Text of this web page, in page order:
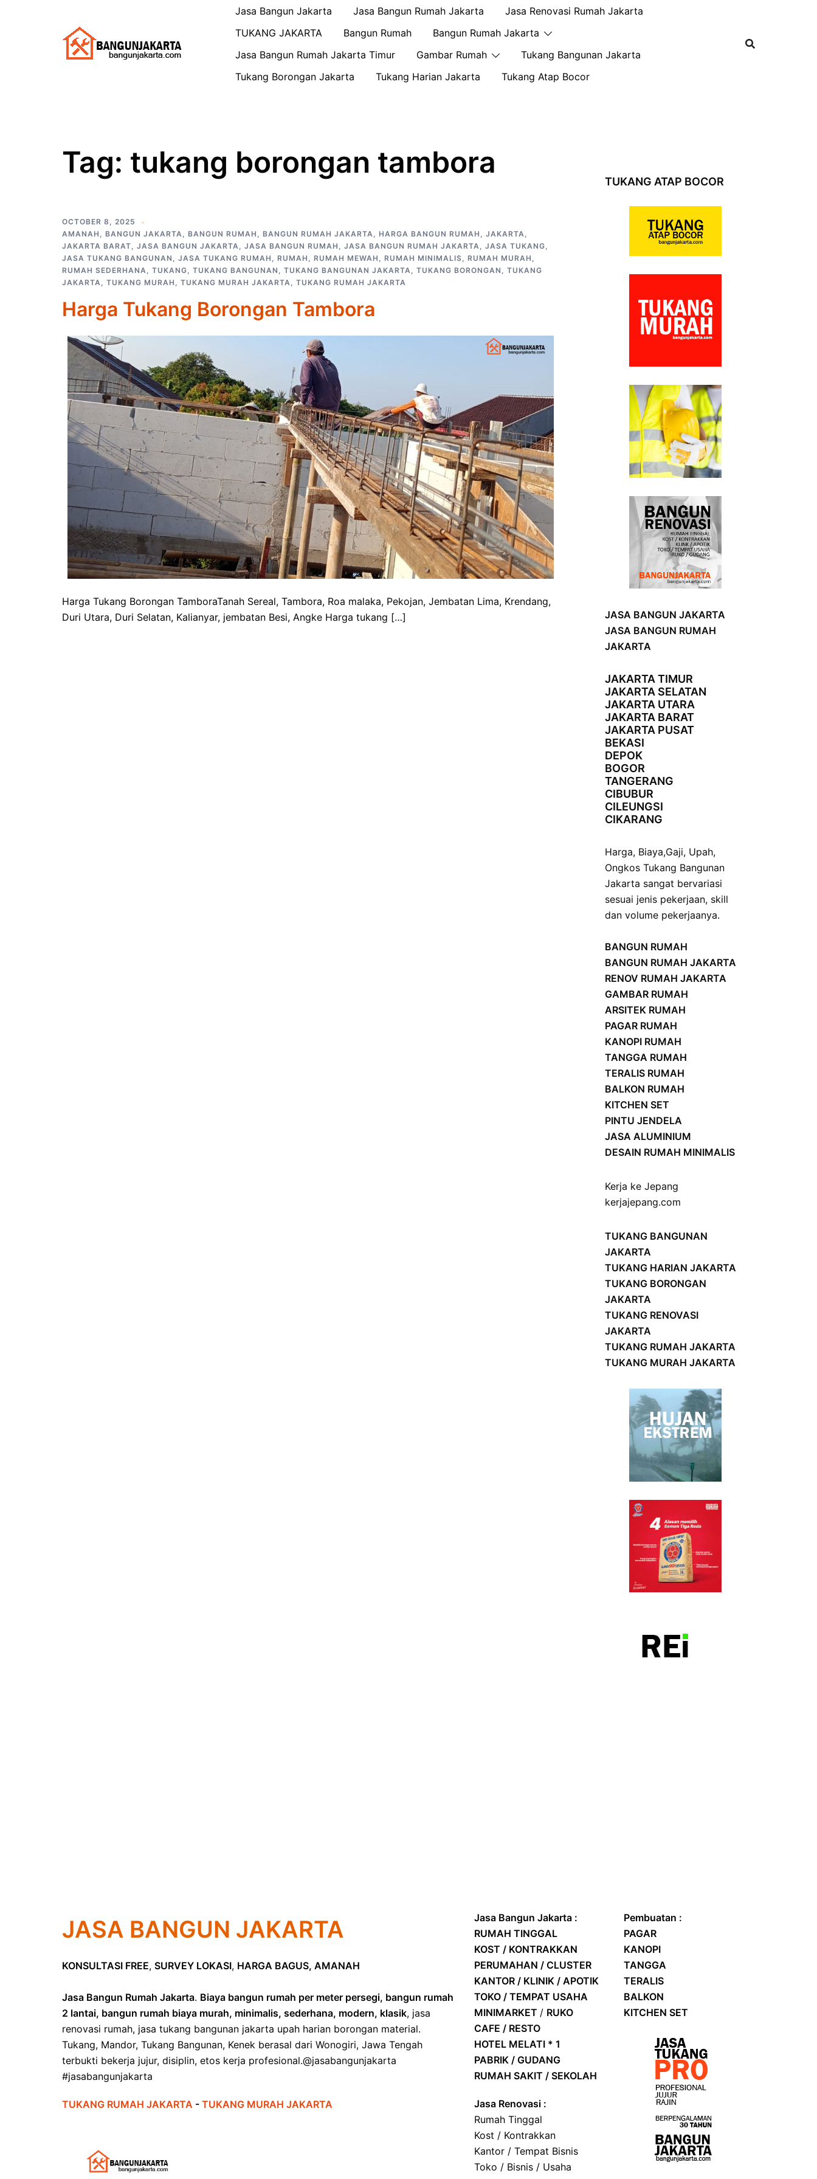
Jasa Bangun Jakarta Jasa Bangun Rumah Jakarta
Jasa Renovasi Rumah Jakarta
TUKANG JAKARTA
Bangun Rumah
Bangun Rumah Jakarta
Jasa Bangun Rumah Jakarta Timur
Gambar Rumah
Tukang Bangunan Jakarta
Tukang Borongan Jakarta
Tukang Harian Jakarta Tukang Atap Bocor
Tag: tukang borongan tambora
OCTOBER 8, 2025
AMANAH , BANGUN JAKARTA, BANGUN RUMAH , BANGUN RUMAH JAKARTA, HARGA BANGUN RUMAH , JAKARTA,
JAKARTA BARAT, JASA BANGUN JAKARTA, JASA BANGUN RUMAH , JASA BANGUN RUMAH JAKARTA, JASA TUKANG,
JASA TUKANG BANGUNAN , JASA TUKANG RUMAH , RUMAH , RUMAH MEWAH , RUMAH MINIMALIS, RUMAH MURAH ,
RUMAH SEDERHANA, TUKANG, TUKANG BANGUNAN , TUKANG BANGUNAN JAKARTA, TUKANG BORONGAN , TUKANG
JAKARTA, TUKANG MURAH , TUKANG MURAH JAKARTA, TUKANG RUMAH JAKARTA
Harga Tukang Borongan Tambora
Harga Tukang Borongan TamboraTanah Sereal, Tambora, Roa malaka, Pekojan, Jembatan Lima, Krendang,
Duri Utara, Duri Selatan, Kalianyar, jembatan Besi, Angke Harga tukang […]
TUKANG ATAP BOCOR
JASA BANGUN JAKARTA
JASA BANGUN RUMAH
JAKARTA
JAKARTA TIMUR
JAKARTA SELATAN
JAKARTA UTARA
JAKARTA BARAT
JAKARTA PUSAT
BEKASI
DEPOK
BOGOR
TANGERANG
CIBUBUR
CILEUNGSI
CIKARANG
Harga, Biaya,Gaji, Upah,
OngkosTukang Bangunan
Jakarta sangat bervariasi
sesuai jenis pekerjaan, skill
dan volume pekerjaanya.
BANGUN RUMAH
BANGUN RUMAH JAKARTA
RENOV RUMAH JAKARTA
GAMBAR RUMAH
ARSITEK RUMAH
PAGAR RUMAH
KANOPI RUMAH
TANGGA RUMAH
TERALIS RUMAH
BALKON RUMAH
KITCHEN SET
PINTU JENDELA
JASA ALUMINIUM
DESAIN RUMAH MINIMALIS
Kerja ke Jepang
kerjajepang.com
TUKANG BANGUNAN
JAKARTA
TUKANG HARIAN JAKARTA
TUKANG BORONGAN
JAKARTA
TUKANG RENOVASI
JAKARTA
TUKANG RUMAH JAKARTA
TUKANG MURAH JAKARTA
JASA BANGUN JAKARTA
KONSULTASI FREE, SURVEY LOKASI, HARGA BAGUS, AMANAH
Jasa Bangun Rumah Jakarta. Biaya bangun rumah per meter persegi, bangun rumah
2 lantai, bangun rumah biaya murah, minimalis, sederhana, modern, klasik, jasa
renovasi rumah, jasa tukang bangunan jakarta upah harian borongan material.
Tukang, Mandor, Tukang Bangunan, Kenek berasal dari Wonogiri, Jawa Tengah
terbukti bekerja jujur, disiplin, etos kerja profesional.@jasabangunjakarta
#jasabangunjakarta
TUKANG RUMAH JAKARTA - TUKANG MURAH JAKARTA
Jasa Bangun Jakarta :
RUMAH TINGGAL
KOST / KONTRAKKAN
PERUMAHAN / CLUSTER
KANTOR / KLINIK / APOTIK
TOKO / TEMPAT USAHA
MINIMARKET / RUKO
CAFE / RESTO
HOTEL MELATI * 1
PABRIK / GUDANG
RUMAH SAKIT / SEKOLAH
Jasa Renovasi :
Rumah Tinggal
Kost / Kontrakkan
Kantor / Tempat Bisnis
Toko / Bisnis / Usaha
Pembuatan :
PAGAR
KANOPI
TANGGA
TERALIS
BALKON
KITCHEN SET